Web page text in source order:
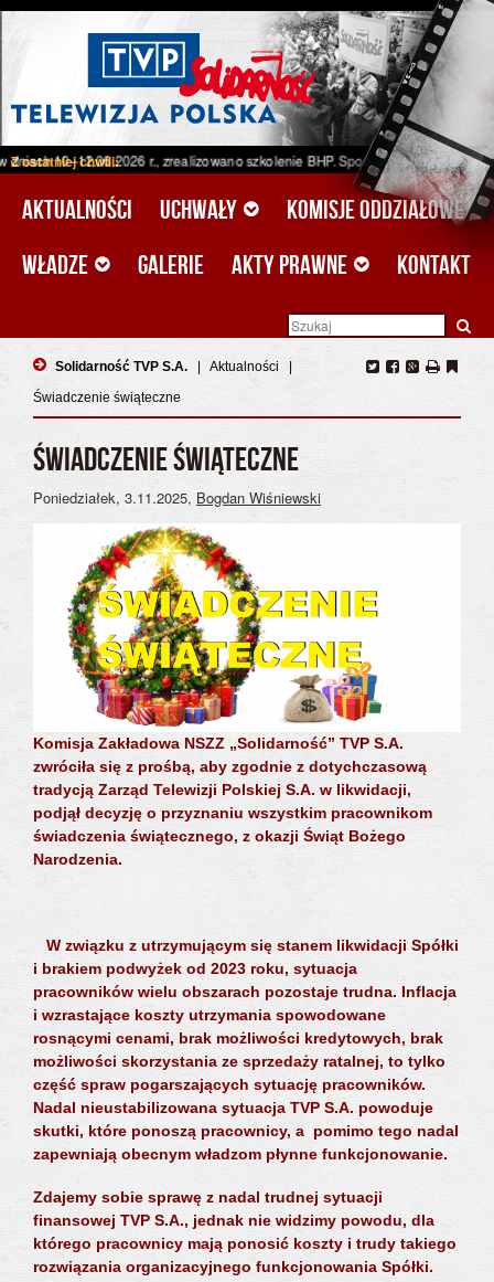
Z ostatniej chwili:r., zrealizowano szkolenie BHP. Spotkanie odbyło się w ramach
Aktualności Uchwały
Komisje oddziałowe
Władze
Galerie Akty prawne Kontakt
Solidarność TVP S.A. Aktualności
Świadczenie świąteczne
ŚWIADCZENIE ŚWIĄTECZNE
Poniedziałek, 3.11.2025, Bogdan Wiśniewski
Komisja Zakładowa NSZZ „Solidarność” TVP S.A.
zwróciła się z prośbą, aby zgodnie z dotychczasową
tradycją Zarząd Telewizji Polskiej S.A. w likwidacji,
podjął decyzję o przyznaniu wszystkim pracownikom
świadczenia świątecznego, z okazji Świąt Bożego
Narodzenia.
W związku z utrzymującym się stanem likwidacji Spółki
i brakiem podwyżek od 2023 roku, sytuacja
pracowników wielu obszarach pozostaje trudna. Inflacja
i wzrastające koszty utrzymania spowodowane
rosnącymi cenami, brak możliwości kredytowych, brak
możliwości skorzystania ze sprzedaży ratalnej, to tylko
część spraw pogarszających sytuację pracowników.
Nadal nieustabilizowana sytuacja TVP S.A. powoduje
skutki, które ponoszą pracownicy, a pomimo tego nadal
zapewniają obecnym władzom płynne funkcjonowanie.
Zdajemy sobie sprawę z nadal trudnej sytuacji
finansowej TVP S.A., jednak nie widzimy powodu, dla
którego pracownicy mają ponosić koszty i trudy takiego
rozwiązania organizacyjnego funkcjonowania Spółki.